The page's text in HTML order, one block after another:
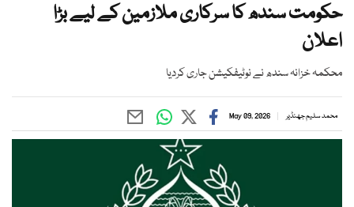
حکومت سندھ کا سرکاری ملازمین کے لیے بڑا
اعلان
محکمہ خزانہ سندھ نے نوٹیفکیشن جاری کردیا
محمد سلیم جھنڈیر May 09, 2026